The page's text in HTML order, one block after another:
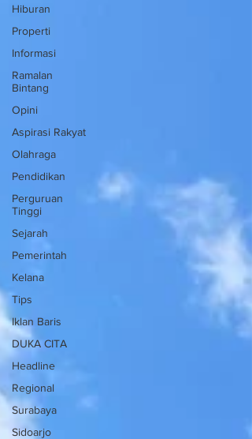
Hiburan
Properti
Informasi
Ramalan
Bintang
Opini
Aspirasi Rakyat
Olahraga
Pendidikan
Perguruan
Tinggi
Sejarah
Pemerintah
Kelana
Tips
Iklan Baris
DUKA CITA
Headline
Regional
Surabaya
Sidoarjo